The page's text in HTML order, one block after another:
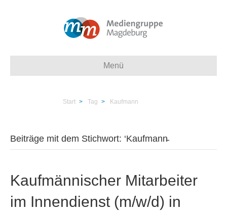
Menü
Start > Tag > Kaufmann
Beiträge mit dem Stichwort: ‘Kaufmann̵
Kaufmännischer Mitarbeiter
im Innendienst (m/w/d) in